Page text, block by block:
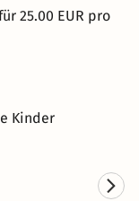
25.00 EUR pro
Kinder